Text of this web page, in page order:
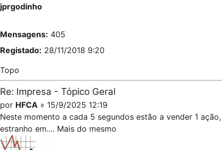
jprgodinho
Mensagens: 405
Registado: 28/11/2018 9:20
Topo
Re: Impresa - Tópico Geral
por HFCA » 15/9/2025 12:19
Neste momento a cada 5 segundos estão a vender 1 ação,
estranho em.... Mais do mesmo